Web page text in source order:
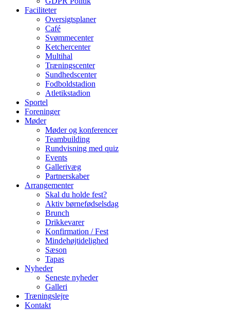
Faciliteter
Oversigtsplaner
Café
Svømmecenter
Ketchercenter
Multihal
Træningscenter
Sundhedscenter
Fodboldstadion
Atletikstadion
Sportel
Foreninger
Møder
Møder og konferencer
Teambuilding
Rundvisning med quiz
Events
Gallerivæg
Partnerskaber
Arrangementer
Skal du holde fest?
Aktiv børnefødselsdag
Brunch
Drikkevarer
Konfirmation / Fest
Mindehøjtidelighed
Sæson
Tapas
Nyheder
Seneste nyheder
Galleri
Træningslejre
Kontakt